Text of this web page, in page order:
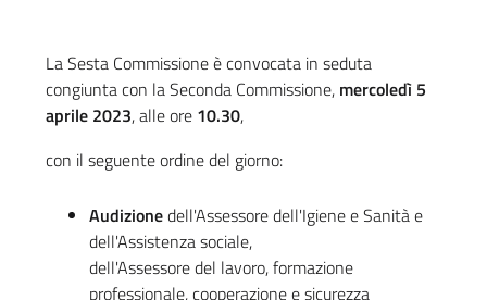
La Sesta Commissione è convocata in seduta
congiunta con la Seconda Commissione, mercoledì 5
aprile 2023, alle ore 10.30,
con il seguente ordine del giorno:
Audizionedell'Assessore dell'Igiene e Sanità e
dell'Assistenza sociale,
dell'Assessore del lavoro, formazione
professionale, cooperazione e sicurezza